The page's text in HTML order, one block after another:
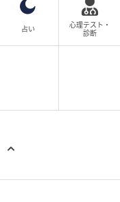
占い
心理テスト・
診断